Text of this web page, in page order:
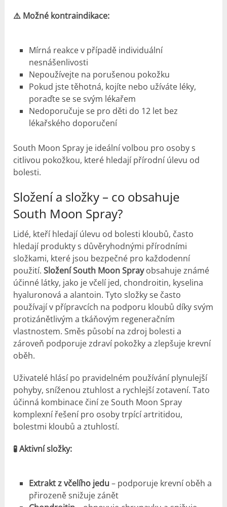
⚠️ Možné kontraindikace:
Mírná reakce v případě individuální
nesnášenlivosti
Nepoužívejte na porušenou pokožku
Pokud jste těhotná, kojíte nebo užíváte léky,
poraďte se se svým lékařem
Nedoporučuje se pro děti do 12 let bez
lékařského doporučení
South Moon Spray je ideální volbou pro osoby s
citlivou pokožkou, které hledají přírodní úlevu od
bolesti.
Složení a složky – co obsahuje
South Moon Spray?
Lidé, kteří hledají úlevu od bolesti kloubů, často
hledají produkty s důvěryhodnými přírodními
složkami, které jsou bezpečné pro každodenní
použití.Složení South Moon Sprayobsahuje známé
účinné látky, jako je včelí jed, chondroitin, kyselina
hyaluronová a alantoin. Tyto složky se často
používají v přípravcích na podporu kloubů díky svým
protizánětlivým a tkáňovým regeneračním
vlastnostem. Směs působí na zdroj bolesti a
zároveň podporuje zdraví pokožky a zlepšuje krevní
oběh.
Uživatelé hlásí po pravidelném používání plynulejší
pohyby, sníženou ztuhlost a rychlejší zotavení. Tato
účinná kombinace činí ze South Moon Spray
komplexní řešení pro osoby trpící artritidou,
bolestmi kloubů a ztuhlostí.
🧪 Aktivní složky:
Extrakt z včelího jedu – podporuje krevní oběh a
přirozeně snižuje zánět